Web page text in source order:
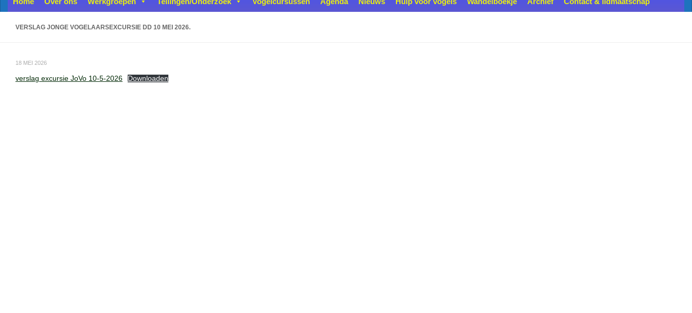
VERSLAG JONGE VOGELAARSEXCURSIE DD 10 MEI 2026.
18 MEI 2026
verslag excursie JoVo 10-5-2026 Downloaden